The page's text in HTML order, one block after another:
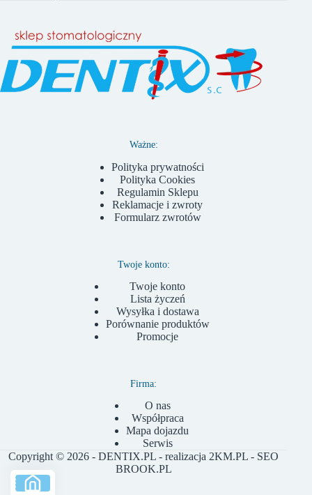
Ważne:
Polityka prywatności
Polityka Cookies
Regulamin Sklepu
Reklamacje i zwroty
Formularz zwrotów
Twoje konto:
Twoje konto
Lista życzeń
Wysyłka i dostawa
Porównanie produktów
Promocje
Firma:
O nas
Współpraca
Mapa dojazdu
Serwis
Copyright © 2026 - DENTIX.PL - realizacja 2KM.PL - SEO
BROOK.PL